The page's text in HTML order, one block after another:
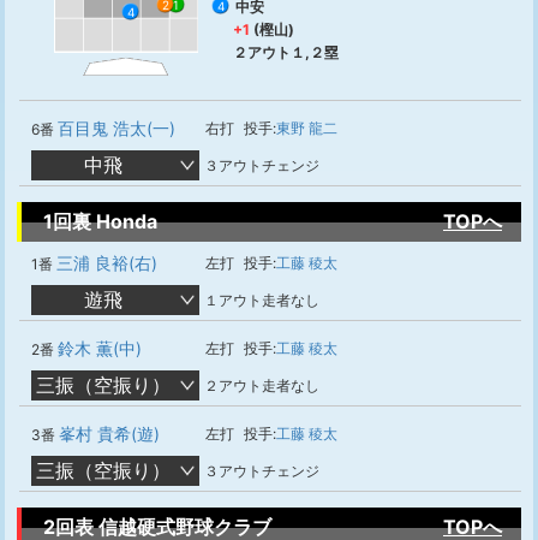
1
2
4
4
中安
+1 (樫山)
２アウト１,２塁
6番 百目鬼 浩太(一) 右打 投手:東野 龍二
中飛 ３アウトチェンジ
1回裏 Honda TOPへ
1番 三浦 良裕(右) 左打 投手:工藤 稜太
遊飛 １アウト走者なし
2番 鈴木 薫(中) 左打 投手:工藤 稜太
三振（空振り） ２アウト走者なし
3番 峯村 貴希(遊) 左打 投手:工藤 稜太
三振（空振り） ３アウトチェンジ
2回表 信越硬式野球クラブ TOPへ